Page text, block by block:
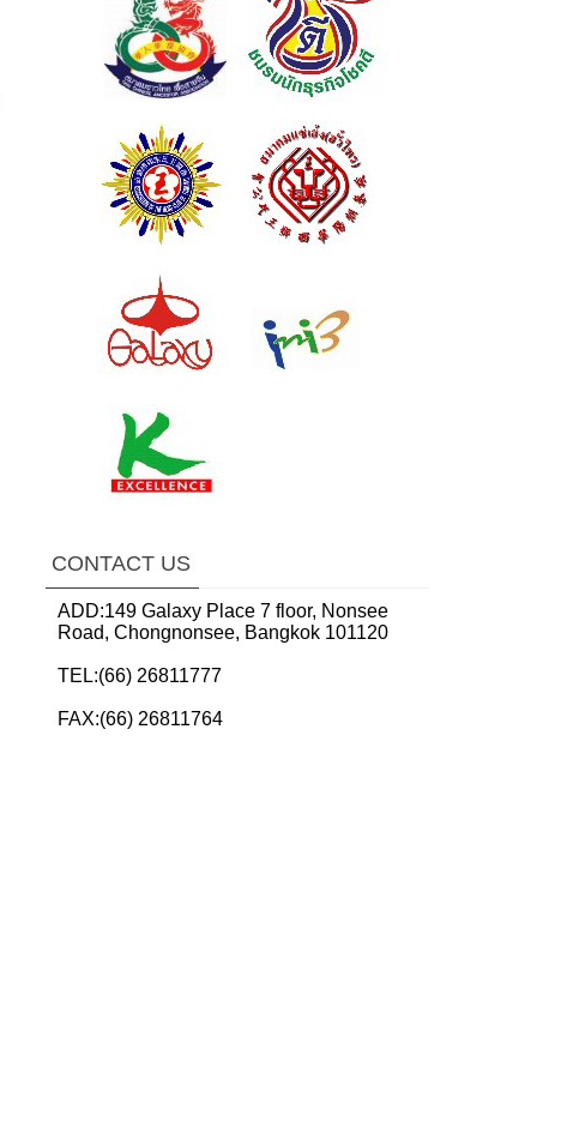
CONTACT US
ADD:149 Galaxy Place 7 floor, Nonsee
Road, Chongnonsee, Bangkok 101120
TEL:(66) 26811777
FAX:(66) 26811764